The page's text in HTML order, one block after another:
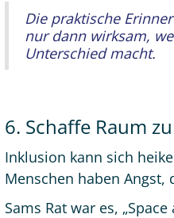
Die praktische
nur dann wirksam,
Unterschied macht.
6. Schaffe Raum
Inklusion kann sich
Menschen haben Angst,
Sams Rat war es,